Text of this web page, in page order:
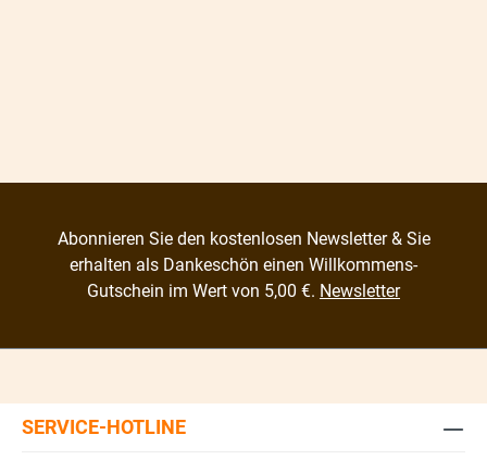
Abonnieren Sie den kostenlosen Newsletter & Sie
erhalten als Dankeschön einen Willkommens-
Gutschein im Wert von 5,00 €. Newsletter
SERVICE-HOTLINE